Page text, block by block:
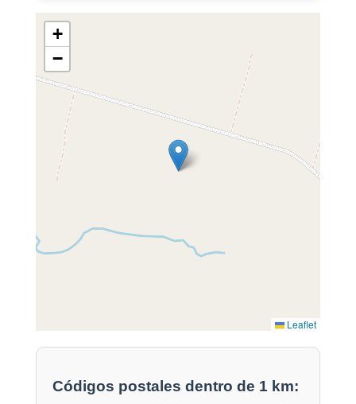
+
−
Leaflet
Códigos postales dentro de 1 km: